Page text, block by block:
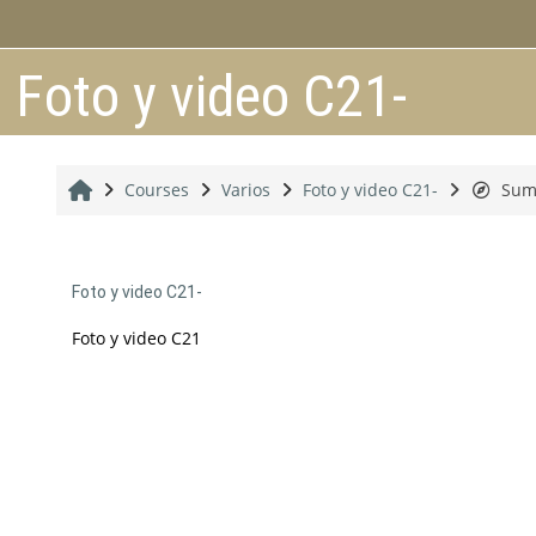
Foto y video C21-
Home
Courses Varios Foto y video C21-
Foto y video C21-
Foto y video C21